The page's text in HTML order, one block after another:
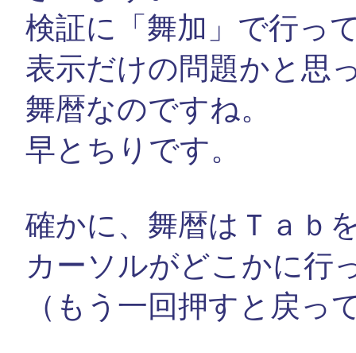
検証に「舞加」で行っ
表示だけの問題かと思
舞暦なのですね。
早とちりです。
確かに、舞暦はＴａｂ
カーソルがどこかに行
（もう一回押すと戻っ